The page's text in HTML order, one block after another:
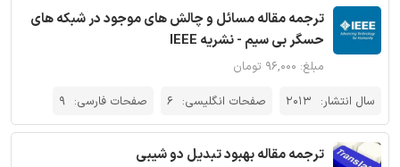
ترجمه مقاله مسائل و چالش های موجود در شبکه های
حسگر بی سیم - نشریه IEEE
مبلغ: ۹۶,۰۰۰ تومان
سال انتشار: 2013 صفحات انگلیسی: 6 صفحات فارسی: 9
ترجمه مقاله بهبود تبدیل دو شیبی